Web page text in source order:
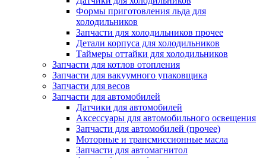
Формы приготовления льда для
холодильников
Запчасти для холодильников прочее
Детали корпуса для холодильников
Таймеры оттайки для холодильников
Запчасти для котлов отопления
Запчасти для вакуумного упаковщика
Запчасти для весов
Запчасти для автомобилей
Датчики для автомобилей
Аксессуары для автомобильного освещения
Запчасти для автомобилей (прочее)
Моторные и трансмиссионные масла
Запчасти для автомагнитол